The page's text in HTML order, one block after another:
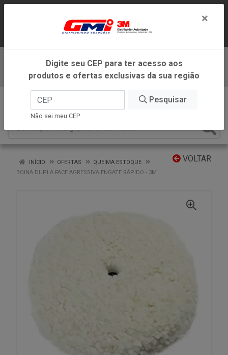
ATENDIMENTO DENTRO DO ESTADO DE
MINAS GERAIS.
Baixe já nosso APP
VOLTAR
INÍCIO OFERTAS
QUEIMA ESTOQUE
BOINA DUPLA FACE AGRESSIVA ENGATE RÁPIDO - 3M
×
Digite seu CEP para ter acesso aos
produtos e ofertas exclusivas da sua região
Pesquisar
Não sei meu CEP